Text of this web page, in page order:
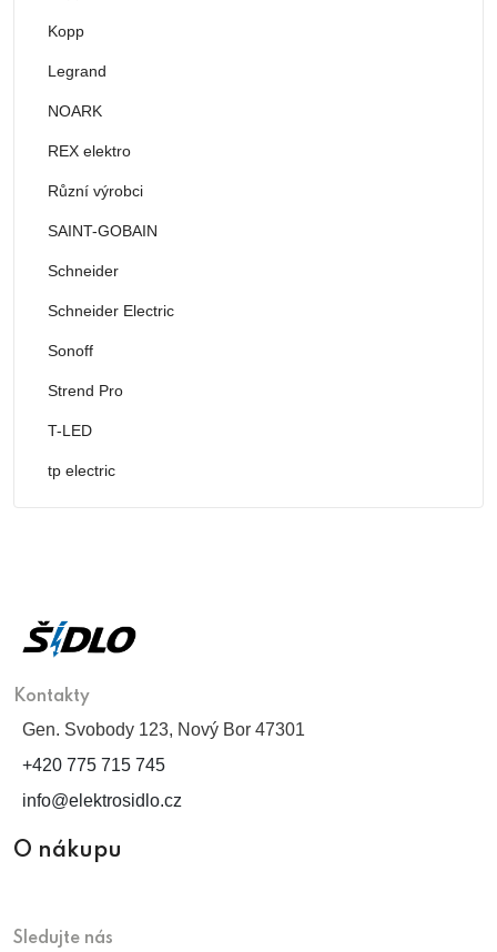
Kopp
Legrand
NOARK
REX elektro
Různí výrobci
SAINT-GOBAIN
Schneider
Schneider Electric
Sonoff
Strend Pro
T-LED
tp electric
Kontakty
Gen. Svobody 123, Nový Bor 47301
+420 775 715 745
info@elektrosidlo.cz
O nákupu
Sledujte nás